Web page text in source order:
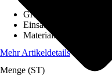
Grundfarbe
Einsatzbereich
Material:
Mehr Artikeldetails
Menge (ST)